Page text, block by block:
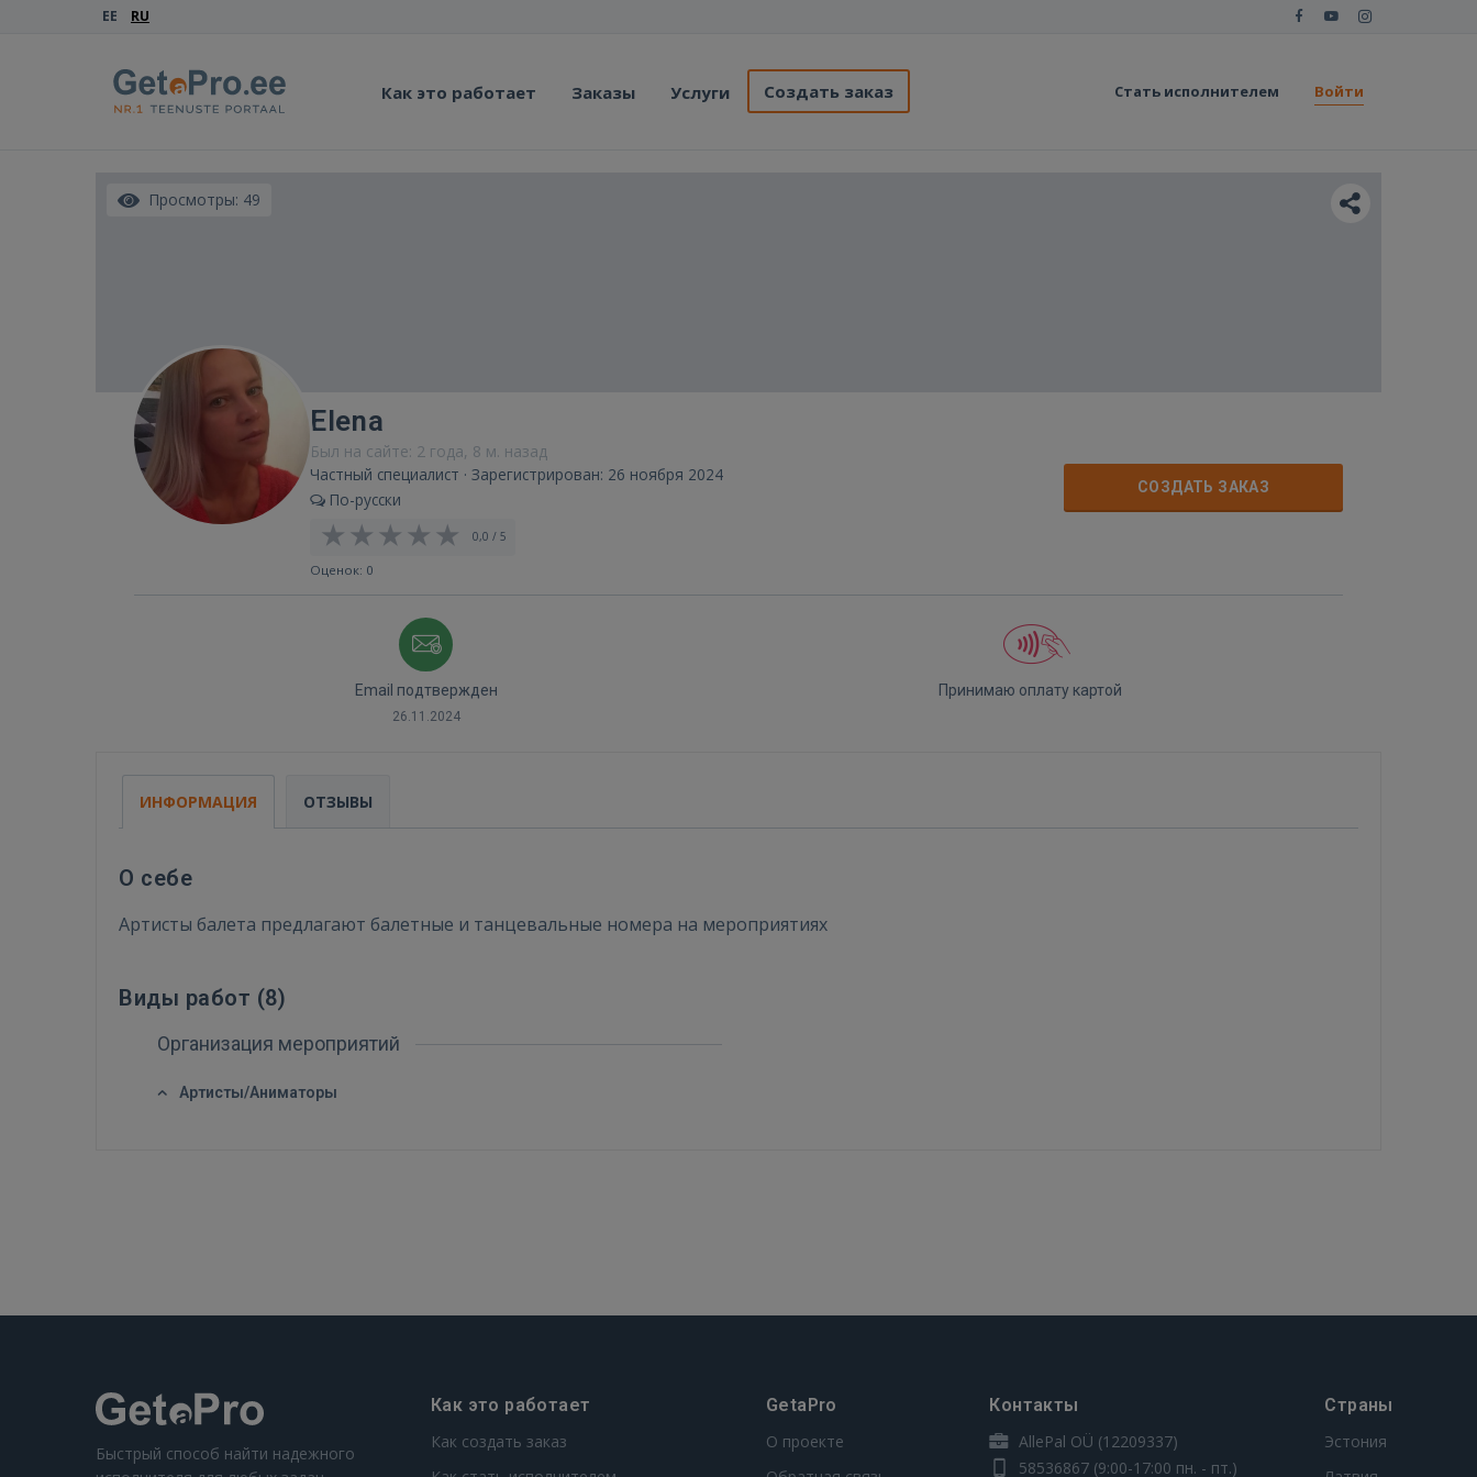
EE RU
Как это работает Заказы Услуги Создать заказ Стать исполнителем Войти
Просмотры: 49
Elena
Был на сайте: 2 года, 8 м. назад
Частный специалист · Зарегистрирован: 26 ноября 2024
По-русски
0,0 / 5
Оценок: 0
СОЗДАТЬ ЗАКАЗ
Email подтвержден
26.11.2024
Принимаю оплату картой
ИНФОРМАЦИЯ ОТЗЫВЫ
О себе
Артисты балета предлагают балетные и танцевальные номера на мероприятиях
Виды работ (8)
Организация мероприятий
Артисты/Аниматоры
Быстрый способ найти надежного
Как это работает
Как создать заказ
GetaPro
О проекте
Контакты
AllePal OÜ (12209337)
58536867 (9:00-17:00 пн. - пт.)
Страны
Эстония